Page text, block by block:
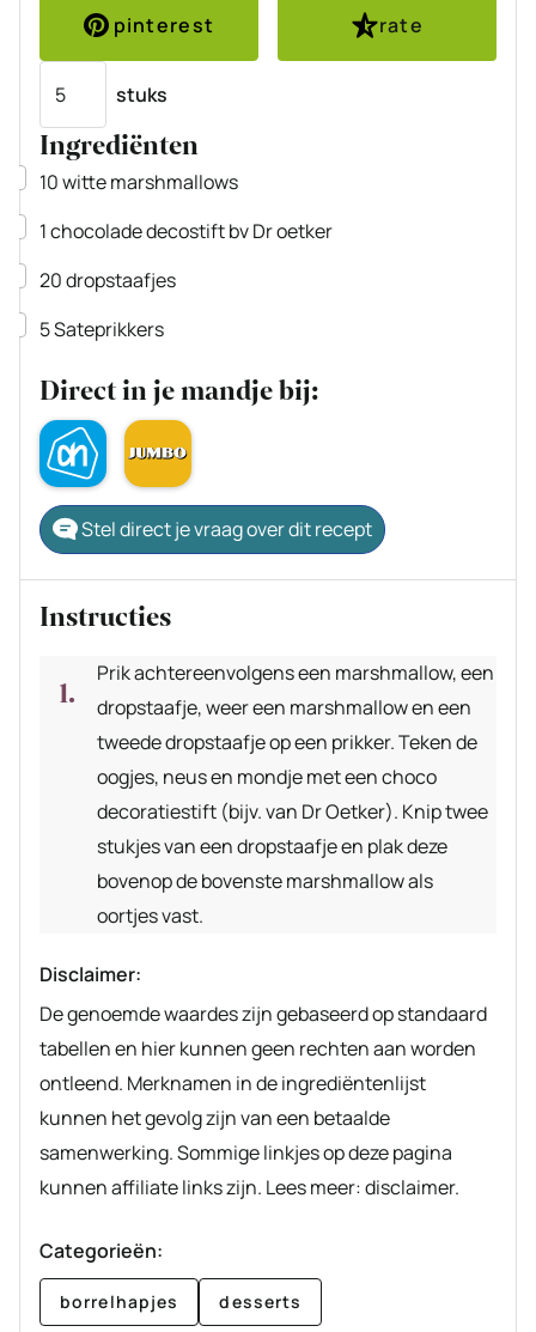
pinterest
rate
stuks
Ingrediënten
▢
10witte marshmallows
▢
1chocolade decostiftbv Dr oetker
▢
20dropstaafjes
▢
5Sateprikkers
Direct in je mandje bij:
Stel direct je vraag over dit recept
Instructies
Prik achtereenvolgens een marshmallow, een
dropstaafje, weer een marshmallow en een
tweede dropstaafje op een prikker. Teken de
oogjes, neus en mondje met een choco
decoratiestift (bijv. van Dr Oetker). Knip twee
stukjes van een dropstaafje en plak deze
bovenop de bovenste marshmallow als
oortjes vast.
Disclaimer:
De genoemde waardes zijn gebaseerd op standaard
tabellen en hier kunnen geen rechten aan worden
ontleend. Merknamen in de ingrediëntenlijst
kunnen het gevolg zijn van een betaalde
samenwerking. Sommige linkjes op deze pagina
kunnen affiliate links zijn. Lees meer: disclaimer.
Categorieën:
borrelhapjes desserts